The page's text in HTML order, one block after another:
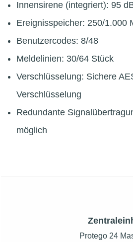
Innensirene (integriert): 95
Ereignisspeicher: 250/1.000
Benutzercodes: 8/48
Meldelinien: 30/64 Stück
Verschlüsselung: Sichere
Verschlüsselung
Redundante
möglich
Protego 24